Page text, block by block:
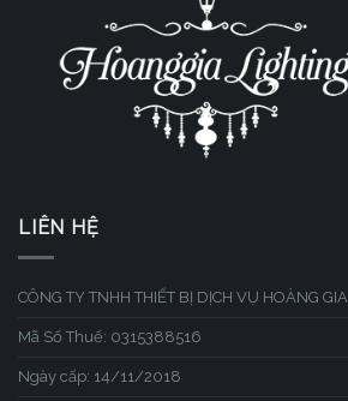
LIÊN HỆ
CÔNG TY TNHH THIẾT BỊ DỊCH VỤ HOÀNG GIA
Mã Số Thuế: 0315388516
Ngày cấp: 14/11/2018